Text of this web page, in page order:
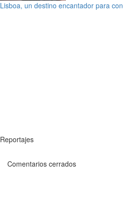
Lisboa, un destino encantador para
Reportajes
Comentarios cerrados